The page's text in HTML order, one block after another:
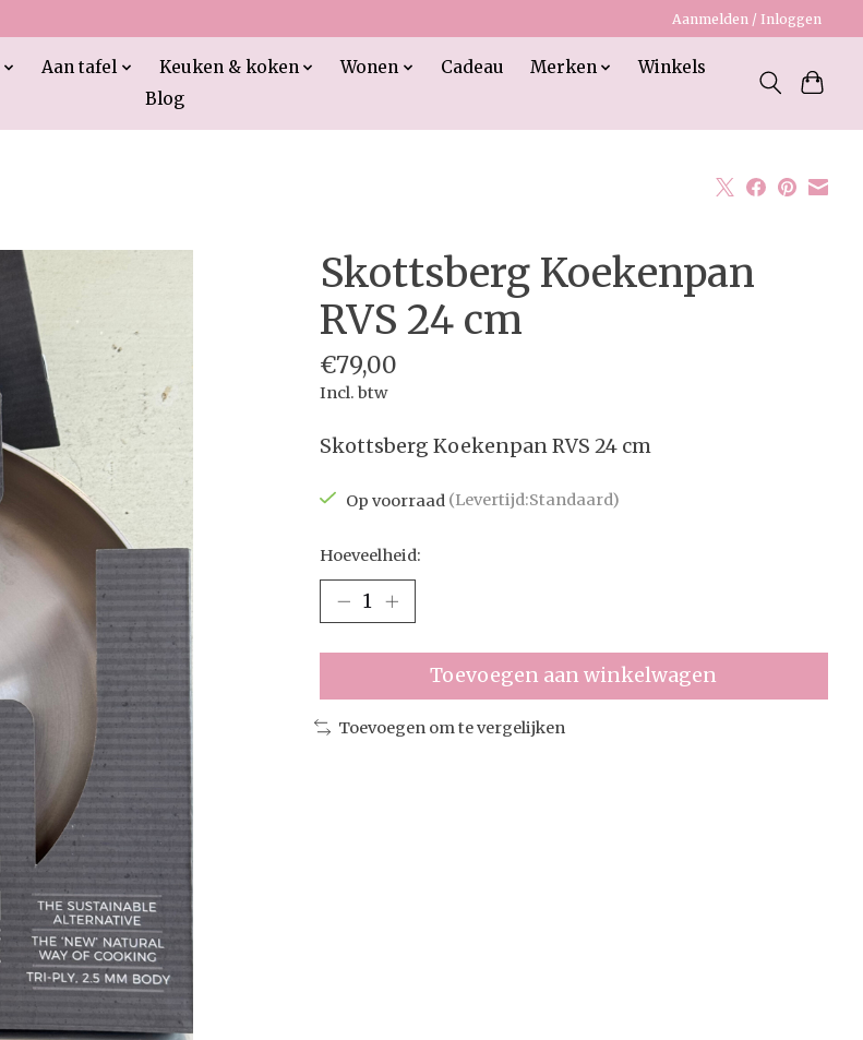
Aanmelden / Inloggen
Aan tafel Keuken & koken Wonen Cadeau Merken
Winkels
Blog
Skottsberg Koekenpan
RVS 24 cm
€79,00
Incl. btw
Skottsberg Koekenpan RVS 24 cm
Op voorraad (Levertijd:Standaard)
Hoeveelheid:
Toevoegen aan winkelwagen
Toevoegen om te vergelijken